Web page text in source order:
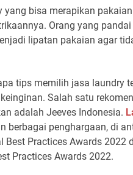
yang bisa merapikan
Orang yang
lipatan pakaian agar
tips memilih jasa laundry
Salah satu
adalah Jeeves Indonesia.
berbagai penghargaan, di
Best Practices Awards 2022
Practices Awards 2022.